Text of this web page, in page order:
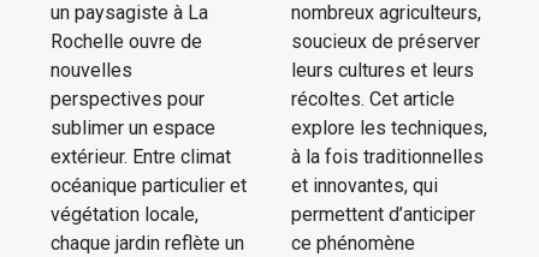
un paysagiste à La
Rochelle ouvre de
nouvelles
perspectives pour
sublimer un espace
extérieur. Entre climat
océanique particulier et
végétation locale,
chaque jardin reflète un
nombreux agriculteurs,
soucieux de préserver
leurs cultures et leurs
récoltes. Cet article
explore les techniques,
à la fois traditionnelles
et innovantes, qui
permettent d’anticiper
ce phénomène